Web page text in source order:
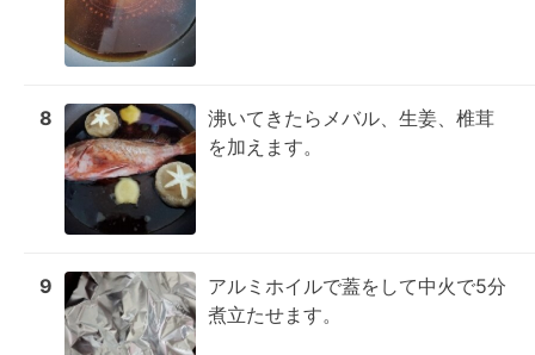
8
沸いてきたらメバル、生姜、椎茸
を加えます。
9
アルミホイルで蓋をして中火で5分
煮立たせます。